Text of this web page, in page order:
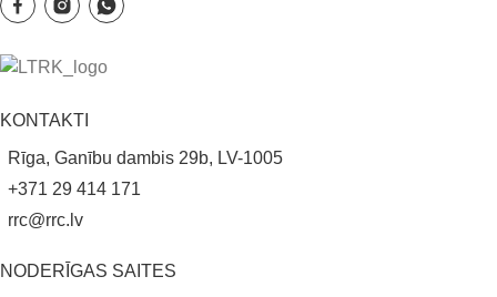
NODERĪGAS SAITES
KONTAKTI
Rīga, Ganību dambis 29b, LV-1005
+371 29 414 171
rrc@rrc.lv